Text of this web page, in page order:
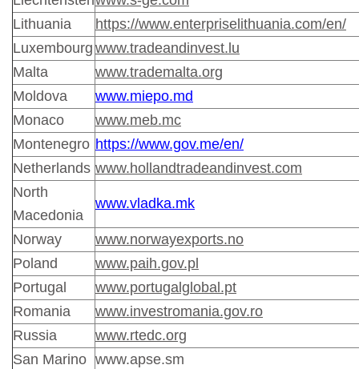
Lithuania
https://www.enterpriselithuania.com/en/
Luxembourg www.tradeandinvest.lu
Malta
www.trademalta.org
Moldova
www.miepo.md
Monaco
www.meb.mc
Montenegro https://www.gov.me/en/
Netherlands www.hollandtradeandinvest.com
North
Macedonia
www.vladka.mk
Norway
www.norwayexports.no
Poland
www.paih.gov.pl
Portugal
www.portugalglobal.pt
Romania
www.investromania.gov.ro
Russia
www.rtedc.org
San Marino www.apse.sm